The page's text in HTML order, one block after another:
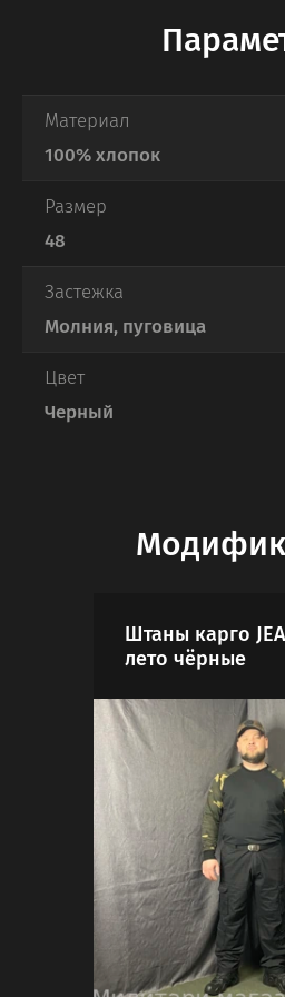
Материал
100% хлопок
Размер
48
Застежка
Молния, пуговица
Цвет
Черный
Штаны карго
лето чёрные